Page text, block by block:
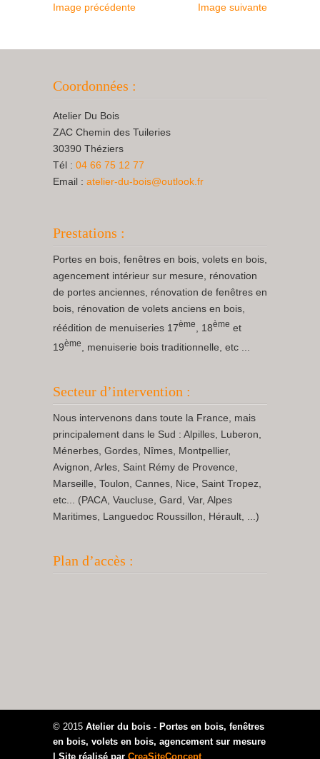
Image précédente Image suivante
Coordonnées :
Atelier Du Bois
ZAC Chemin des Tuileries
30390 Théziers
Tél : 04 66 75 12 77
Email : atelier-du-bois@outlook.fr
Prestations :
Portes en bois, fenêtres en bois, volets en bois,
agencement intérieur sur mesure, rénovation
de portes anciennes, rénovation de fenêtres en
bois, rénovation de volets anciens en bois,
réédition de menuiseries 17ème , 18ème et
19ème , menuiserie bois traditionnelle, etc ...
Secteur d’intervention :
Nous intervenons dans toute la France, mais
principalement dans le Sud : Alpilles, Luberon,
Ménerbes, Gordes, Nîmes, Montpellier,
Avignon, Arles, Saint Rémy de Provence,
Marseille, Toulon, Cannes, Nice, Saint Tropez,
etc... (PACA, Vaucluse, Gard, Var, Alpes
Maritimes, Languedoc Roussillon, Hérault, ...)
Plan d’accès :
© 2015 Atelier du bois - Portes en bois, fenêtres
en bois, volets en bois, agencement sur mesure
| Site réalisé par CreaSiteConcept